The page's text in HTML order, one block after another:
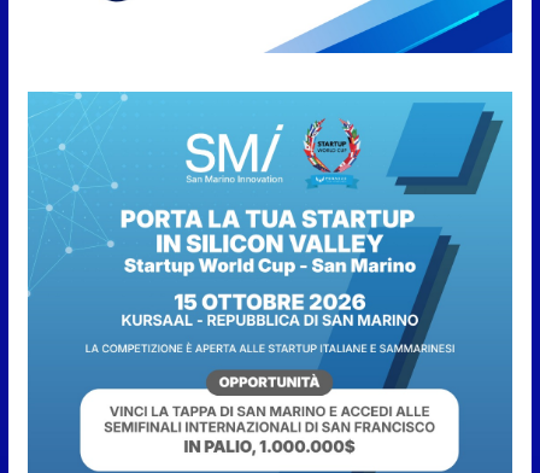
8 Agosto 2026